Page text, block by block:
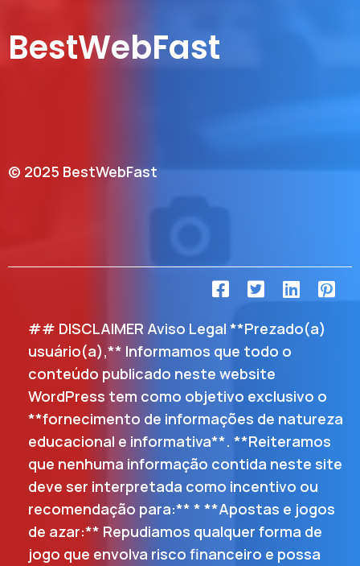
BestWebFast
© 2025 BestWebFast
## DISCLAIMER Aviso Legal **Prezado(a)
usuário(a),** Informamos que todo o
conteúdo publicado neste website
WordPress tem como objetivo exclusivo o
**fornecimento de informações de natureza
educacional e informativa**. **Reiteramos
que nenhuma informação contida neste site
deve ser interpretada como incentivo ou
recomendação para:** * **Apostas e jogos
de azar:** Repudiamos qualquer forma de
jogo que envolva risco financeiro e possa